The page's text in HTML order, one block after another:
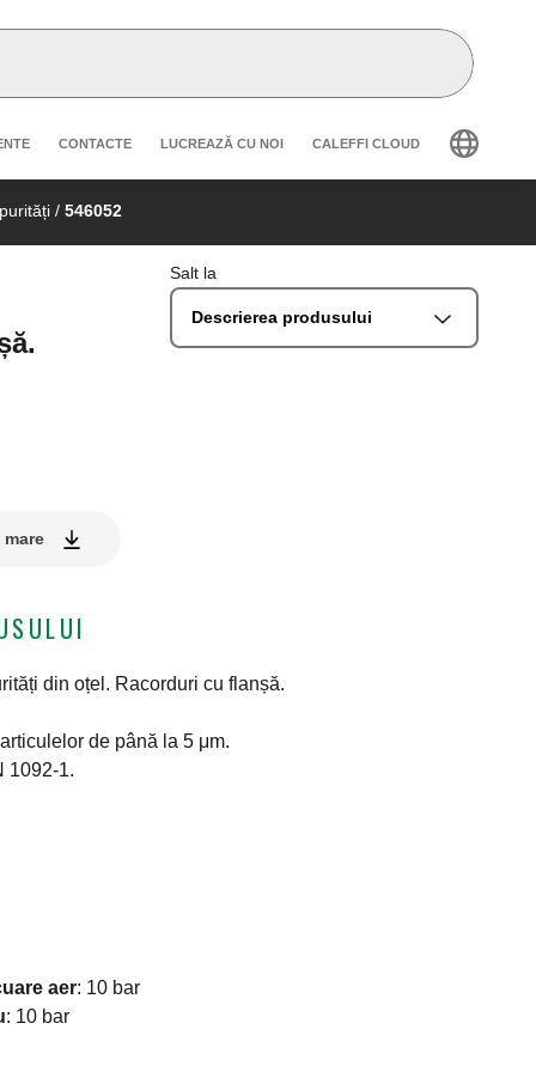
navigation
CONTACTE LUCREAZĂ CU NOI CALEFFI CLOUD
/ 546052
Salt la
Descrierea produsului
din oțel. Racorduri cu flanșă.
de până la 5 μm.
1092-1.
aer: 10 bar
: 10 bar